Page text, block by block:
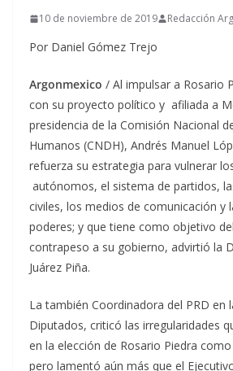
10 de noviembre de 2019 Redacción
Por Daniel Gómez Trejo
Argonmexico / Al impulsar a Rosario
con su proyecto político y afiliada a
presidencia de la Comisión Nacional
Humanos (CNDH), Andrés Manuel
refuerza su estrategia para vulnerar
autónomos, el sistema de partidos,
civiles, los medios de comunicación y
poderes; y que tiene como objetivo
contrapeso a su gobierno, advirtió la
Juárez Piña.
La también Coordinadora del PRD en
Diputados, criticó las irregularidades
en la elección de Rosario Piedra
pero lamentó aún más que el